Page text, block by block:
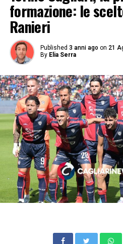
formazione: le
Ranieri
Published 3 anni ago on 21
By Elia Serra